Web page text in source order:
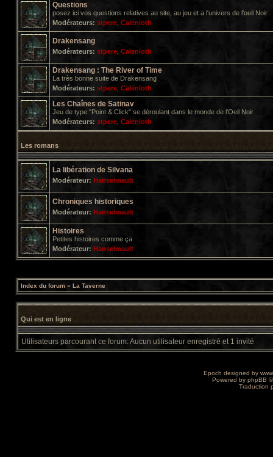
Questions
posez ici vos questions relatives au site, au jeu et a l'univers de l'oeil Noir
Modérateurs: stpere Calenloth
Drakensang
Modérateurs: stpere Calenloth
Drakensang : The River of Time
La très bonne suite de Drakensang
Modérateurs: stpere Calenloth
Les Chaînes de Satinav
Jeu de type "Point & Click" se déroulant dans le monde de l'Oeil Noir
Modérateurs: stpere Calenloth
Les romans
La libération de Silvana
Modérateur: Hanselmault
Chroniques historiques
Modérateur: Hanselmault
Histoires
Petites histoires comme ça
Modérateur: Hanselmault
Index du forum » La Taverne
Qui est en ligne
Utilisateurs parcourant ce forum: Aucun utilisateur enregistré et 1 invité
Epoch designed by
Powered by phpBB
Traduction